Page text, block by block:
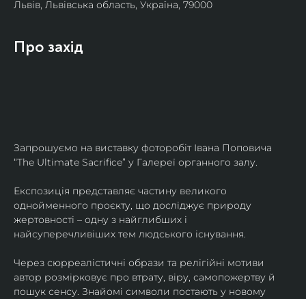
Львів, Львівська область, Україна, 79000
Про захід
Запрошуємо на виставку фоторобіт Івана Поповича
“The Ultimate Sacrifice” у Галереї органного залу.
Експозиція представляє частину великого
однойменного проєкту, що досліджує природу
жертовності – одну з найглибших і
найсуперечливіших тем людського існування.
Через сюрреалістичні образи та релігійні мотиви
автор розмірковує про втрату, віру, самопожертву й
пошук сенсу. Знайомі символи постають у новому